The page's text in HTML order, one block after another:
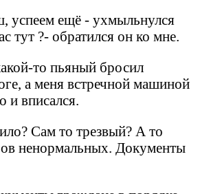
успеем ещё - ухмыльнулся
тут ?- обратился он ко мне.
то пьяный бросил
а меня встречной машиной
и вписался.
Сам то трезвый? А то
ненормальных. Документы